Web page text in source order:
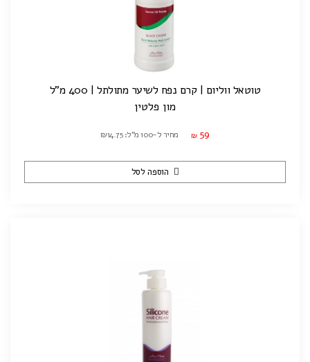
טוטאל ווליום | קרם נפח לשיער מתולתל | 400 מ"ל
מון פלטין
₪ 59 מחיר ל-100 מ"ל: ₪14.75
הוספה לסל